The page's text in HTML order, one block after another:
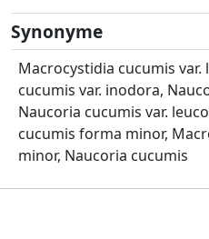
Synonyme
Macrocystidia cucumis
cucumis var. inodora,
Naucoria cucumis var.
cucumis forma minor,
minor, Naucoria cucumis